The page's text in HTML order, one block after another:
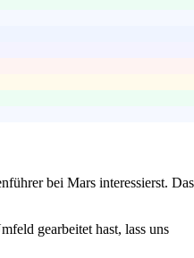
bei Mars interessierst. Das
gearbeitet hast, lass uns